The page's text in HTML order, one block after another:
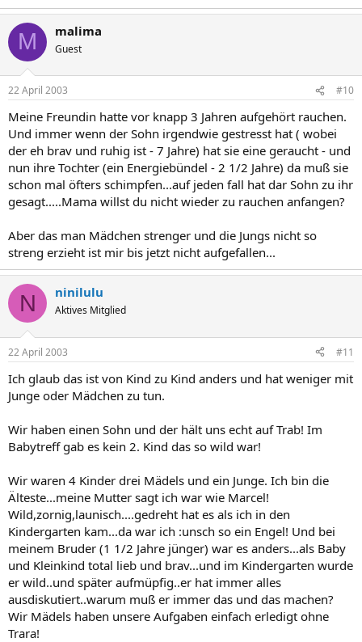
M malima
Guest
22 April 2003 #10
Meine Freundin hatte vor knapp 3 Jahren aufgehört rauchen.
Und immer wenn der Sohn irgendwie gestresst hat ( wobei
der eh brav und ruhig ist - 7 Jahre) hat sie eine geraucht - und
nun ihre Tochter (ein Energiebündel - 2 1/2 Jahre) da muß sie
schon mal öfters schimpfen...auf jeden fall hat dar Sohn zu ihr
gesagt.....Mama willst du nicht wieder zu rauchen anfangen?
Aber das man Mädchen strenger und die Jungs nicht so
streng erzieht ist mir bis jetzt nicht aufgefallen...
N ninilulu
Aktives Mitglied
22 April 2003 #11
Ich glaub das ist von Kind zu Kind anders und hat weniger mit
Junge oder Mädchen zu tun.
Wir haben einen Sohn und der hält uns echt auf Trab! Im
Babytreff gab es kein 2. Kind das so wild war!
Wir waren 4 Kinder drei Mädels und ein Junge. Ich bin die
Älteste...meine Mutter sagt ich war wie Marcel!
Wild,zornig,launisch....gedreht hat es als ich in den
Kindergarten kam...da war ich :unsch so ein Engel! Und bei
meinem Bruder (1 1/2 Jahre jünger) war es anders...als Baby
und Kleinkind total lieb und brav...und im Kindergarten wurde
er wild..und später aufmüpfig..er hat immer alles
ausdiskutiert..warum muß er immer das und das machen?
Wir Mädels haben unsere Aufgaben einfach erledigt ohne
Trara!